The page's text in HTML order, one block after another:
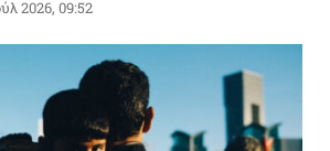
2026, 09:52